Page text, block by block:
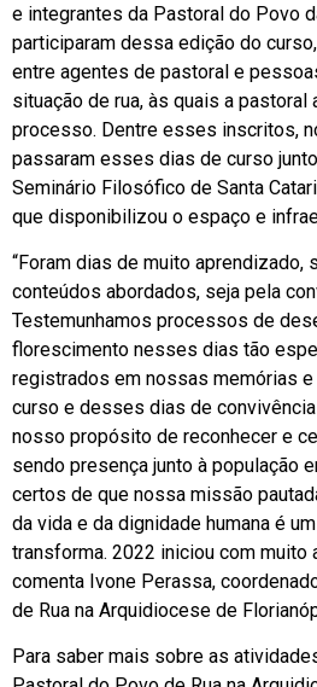
e integrantes da Pastoral do Povo
participaram dessa edição do
entre agentes de pastoral e
situação de rua, às quais a pastoral
processo. Dentre esses inscritos,
passaram esses dias de curso
Seminário Filosófico de Santa
que disponibilizou o espaço e
“Foram dias de muito aprendizado,
conteúdos abordados, seja pela
Testemunhamos processos de
florescimento nesses dias tão
registrados em nossas memórias
curso e desses dias de
nosso propósito de reconhecer e
sendo presença junto à população
certos de que nossa missão
da vida e da dignidade humana é
transforma. 2022 iniciou com muito
comenta Ivone Perassa,
de Rua na Arquidiocese de
Para saber mais sobre as